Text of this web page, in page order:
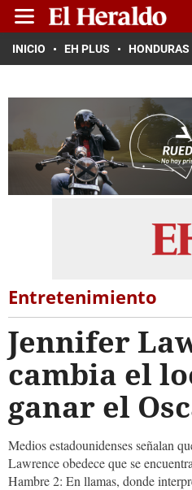
INICIO EH PLUS HONDURAS
Entretenimiento
Jennifer
cambia el
ganar el
Medios estadounidenses señalan
Lawrence obedece que se
Hambre 2: En llamas, donde